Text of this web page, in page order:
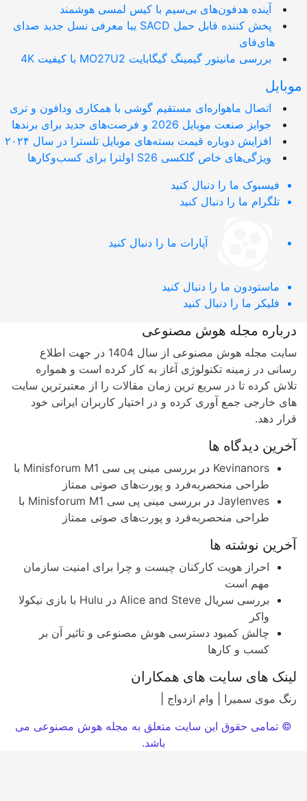
آینده هدفون‌های بی‌سیم با کیس لمسی هوشمند
پخش کننده قابل حمل SACD یبا معرفی نسل جدید صدای
های‌فای
بررسی مانیتور گیمینگ گیگابایت MO27U2 با کیفیت 4K
اتصال ماهواره‌ای مستقیم گوشی‌ با همکاری ودافون و تری
جوایز صنعت موبایل 2026 و فرصت‌های جدید برای برندها
افزایش دوباره قیمت بسته‌های موبایل تلسترا در سال ۲۰۲۴
ویژگی‌های خاص گلکسی S26 اولترا برای کسب‌وکارها
فیسبوک ما را دنبال کنید
تلگرام ما را دنبال کنید
آپارات ما را دنبال کنید
ماستودون ما را دنبال کنید
فلیکر ما را دنبال کنید
مجله هوش مصنوعی
سایت مجله هوش مصنوعی از سال 1404 در جهت اطلاع
در زمینه تکنولوژی آغاز به کار کرده است و همواره
کرده تا در سریع ترین زمان مقالات را از معتبرترین سایت
خارجی جمع آوری کرده و در اختیار کاربران ایرانی خود
دهد.
دیدگاه ها
Kevinanorsدر
بررسی مینی پی ‌سی Minisforum M1 با
طراحی منحصربه‌فرد و پورت‌های صوتی ممتاز
Jaylenvesدر
بررسی مینی پی ‌سی Minisforum M1 با
طراحی منحصربه‌فرد و پورت‌های صوتی ممتاز
نوشته ها
احراز هویت کارکنان چیست و چرا برای امنیت سازمان
مهم است
بررسی سریال Alice and Steve در Hulu با بازی نیکولا
چالش کمبود دسترسی هوش مصنوعی و تاثیر آن بر
کسب و کارها
های سایت های همکاران
موی سمیرا|وام ازدواج |
تمامی حقوق این سایت متعلق به مجله هوش مصنوعی می
باشد.